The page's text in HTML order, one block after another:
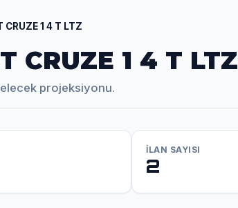
CRUZE 1 4 T LTZ
CRUZE 1 4 T LTZ
projeksiyonu.
İLAN SAYISI
2